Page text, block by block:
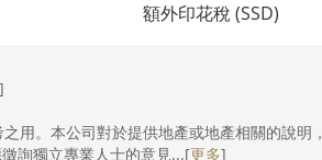
額外印花稅 (SSD)
]
用。本公司對於提供地產或地產相關的說
詢獨立專業人士的意見...[更多]